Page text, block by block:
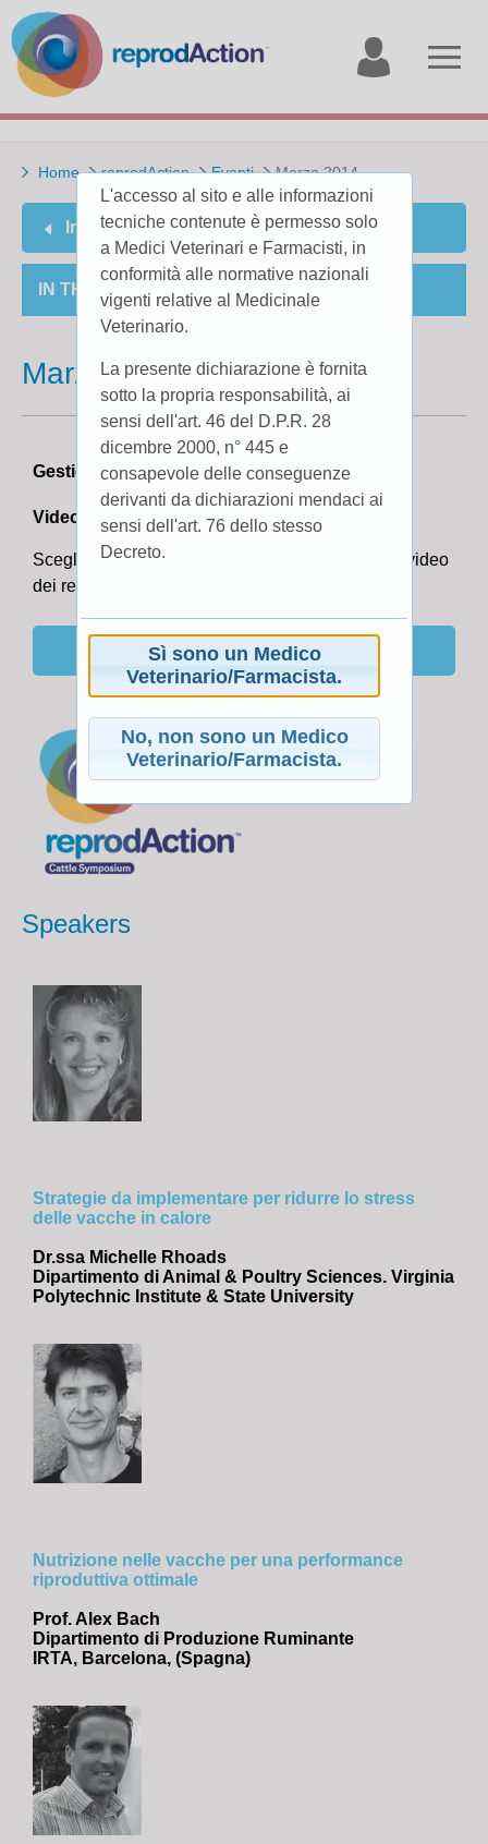
account
Home reprodAction Eventi Marzo 2014
Indietro
IN THE SECTION
Marzo 2014
Gestione della riproduzione in azione, Nizza
Video pillole del Simposio.
Scegli l'argomento di tuo interesse tra i seguenti video
dei relatori al Cattle Symposium tenutosi a Nizza.
Download proceedings_Nice 2014
Speakers
Strategie da implementare per ridurre lo stress
delle vacche in calore
Dr.ssa Michelle Rhoads
Dipartimento di Animal & Poultry Sciences. Virginia
Polytechnic Institute & State University
Nutrizione nelle vacche per una performance
riproduttiva ottimale
Prof. Alex Bach
Dipartimento di Produzione Ruminante
IRTA, Barcelona, (Spagna)
L'accesso al sito e alle informazioni
tecniche contenute è permesso solo
a Medici Veterinari e Farmacisti, in
conformità alle normative nazionali
vigenti relative al Medicinale
Veterinario.
La presente dichiarazione è fornita
sotto la propria responsabilità, ai
sensi dell'art. 46 del D.P.R. 28
dicembre 2000, n° 445 e
consapevole delle conseguenze
derivanti da dichiarazioni mendaci ai
sensi dell'art. 76 dello stesso
Decreto.
Sì sono un Medico
Veterinario/Farmacista.
No, non sono un Medico
Veterinario/Farmacista.